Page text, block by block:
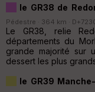
le GR38 de
Pédestre · 364 km ·
Le GR38, relie
départements du
grande majorité sur
dessert les plus
le GR39